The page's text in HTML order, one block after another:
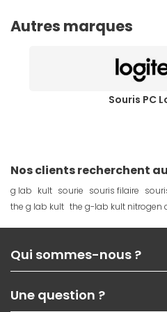
Autres marques
Souris PC
Nos clients recherchent
g lab kult sourie souris filaire
the g lab kult the g-lab kult nitrogen
Qui sommes-nous ?
Nos services
Une question ?